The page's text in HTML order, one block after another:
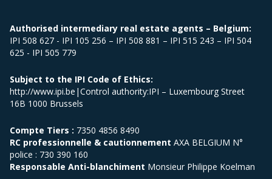
Authorised intermediary real estate agents – Belgium:
IPI 508 627 - IPI 105 256 – IPI 508 881 – IPI 515 243 – IPI 504
625 - IPI 505 779
Subject to the IPI Code of Ethics:
http://www.ipi.be|Control authority:IPI – Luxembourg Street
16B 1000 Brussels
Compte Tiers : 7350 4856 8490
RC professionnelle & cautionnement AXA BELGIUM N°
police : 730 390 160
Responsable Anti-blanchiment Monsieur Philippe Koelman